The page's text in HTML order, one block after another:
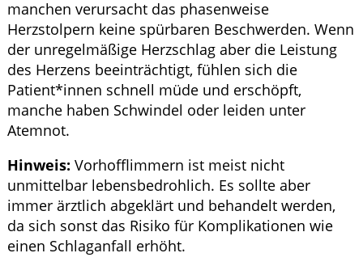
manchen verursacht das phasenweise
Herzstolpern keine spürbaren Beschwerden. Wenn
der unregelmäßige Herzschlag aber die Leistung
des Herzens beeinträchtigt, fühlen sich die
Patient*innen schnell müde und erschöpft,
manche haben Schwindel oder leiden unter
Atemnot.
Hinweis: Vorhofflimmern ist meist nicht
unmittelbar lebensbedrohlich. Es sollte aber
immer ärztlich abgeklärt und behandelt werden,
da sich sonst das Risiko für Komplikationen wie
einen Schlaganfall erhöht.